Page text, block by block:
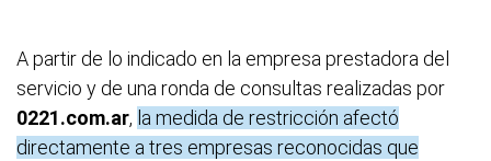
A partir de lo indicado en la empresa prestadora del
servicio y de una ronda de consultas realizadas por
0221.com.ar, la medida de restricción afectó
directamente a tres empresas reconocidas que